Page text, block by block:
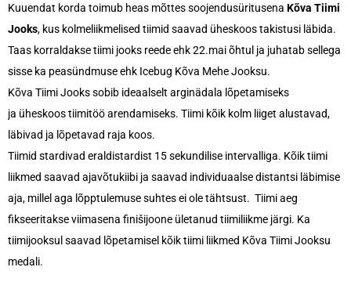
Kuuendat korda toimub heas mõttes soojendusüritusena Kõva Tiimi
Jooks, kus kolmeliikmelised tiimid saavad üheskoos takistusi läbida.
Taas korraldakse tiimi jooks reede ehk 22.mai õhtul ja juhatab sellega
sisse ka peasündmuse ehk Icebug Kõva Mehe Jooksu.
Kõva Tiimi Jooks sobib ideaalselt arginädala lõpetamiseks
ja üheskoos tiimitöö arendamiseks. Tiimi kõik kolm liiget alustavad,
läbivad ja lõpetavad raja koos.
Tiimid stardivad eraldistardist 15 sekundilise intervalliga. Kõik tiimi
liikmed saavad ajavõtukiibi ja saavad individuaalse distantsi läbimise
aja, millel aga lõpptulemuse suhtes ei ole tähtsust. Tiimi aeg
fikseeritakse viimasena finišijoone ületanud tiimiliikme järgi. Ka
tiimijooksul saavad lõpetamisel kõik tiimi liikmed Kõva Tiimi Jooksu
medali.